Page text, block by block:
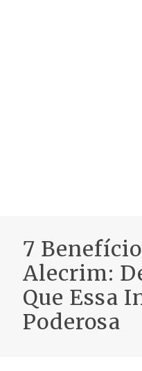
7
Alecrim:
Que Essa
Poderosa